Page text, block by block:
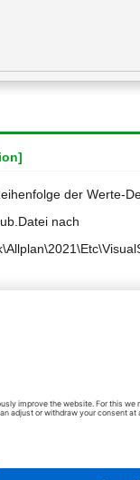
der Werte-
nach